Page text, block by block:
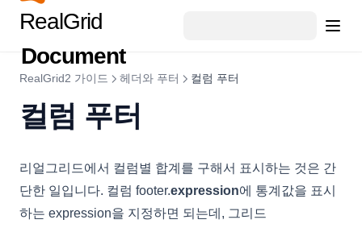
RealGrid
Document
ValidationError
ValueCell
ValueColumn
ViewOptions
WaiOptions
Columngroupfootercollection
Columnsummarycollection
RealGrid2 가이드 헤더와 푸터 컬럼 푸터
컬럼 푸터
리얼그리드에서 컬럼별 합계를 구해서 표시하는 것은 간
단한 일입니다. 컬럼 footer.expression에 통계값을 표시
하는 expression을 지정하면 되는데, 그리드